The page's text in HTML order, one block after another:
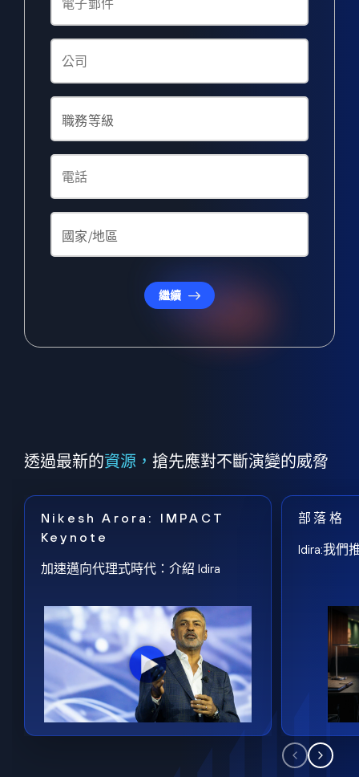
繼續
透過最新的資源， 搶先應對不斷演變的威脅
Nikesh Arora: IMPACT
Keynote
加速邁向代理式時代：介紹 Idira
部落格
Idira:我們